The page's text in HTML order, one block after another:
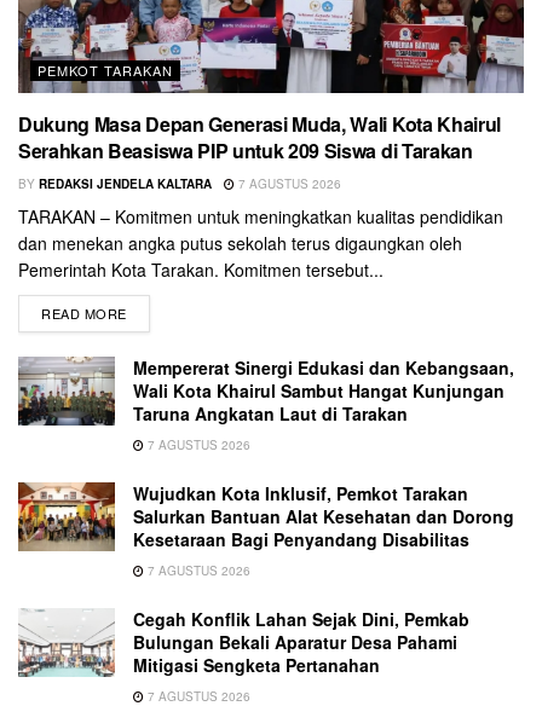
PEMKOT TARAKAN
Dukung Masa Depan Generasi Muda, Wali Kota Khairul
Serahkan Beasiswa PIP untuk 209 Siswa di Tarakan
BY REDAKSI JENDELA KALTARA 7 AGUSTUS 2026
TARAKAN – Komitmen untuk meningkatkan kualitas pendidikan
dan menekan angka putus sekolah terus digaungkan oleh
Pemerintah Kota Tarakan. Komitmen tersebut...
READ MORE
Mempererat Sinergi Edukasi dan Kebangsaan,
Wali Kota Khairul Sambut Hangat Kunjungan
Taruna Angkatan Laut di Tarakan
7 AGUSTUS 2026
Wujudkan Kota Inklusif, Pemkot Tarakan
Salurkan Bantuan Alat Kesehatan dan Dorong
Kesetaraan Bagi Penyandang Disabilitas
7 AGUSTUS 2026
Cegah Konflik Lahan Sejak Dini, Pemkab
Bulungan Bekali Aparatur Desa Pahami
Mitigasi Sengketa Pertanahan
7 AGUSTUS 2026